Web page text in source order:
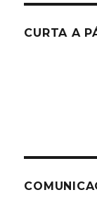
CURTA A